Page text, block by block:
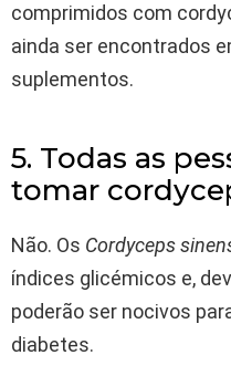
comprimidos com
ainda ser encontrados
suplementos.
5. Todas as
tomar
Não. Os Cordyceps
índices glicémicos e,
poderão ser nocivos
diabetes.